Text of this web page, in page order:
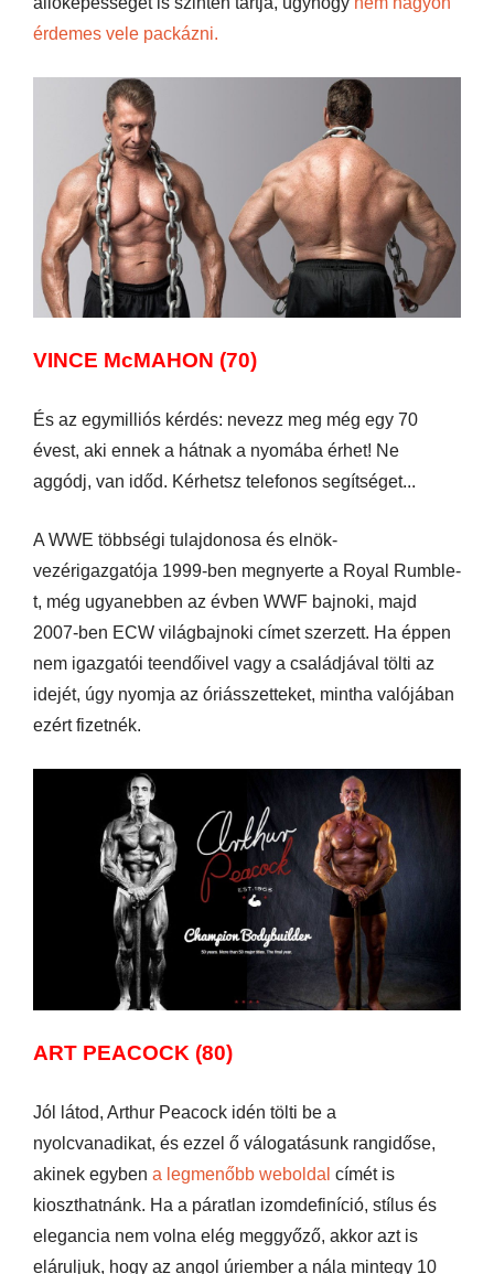
érdemes vele packázni.
VINCE McMAHON (70)
És az egymilliós kérdés: nevezz meg még egy 70
évest, aki ennek a hátnak a nyomába érhet! Ne
aggódj, van időd. Kérhetsz telefonos segítséget...
A WWE többségi tulajdonosa és elnök-
vezérigazgatója 1999-ben megnyerte a Royal Rumble-
t, még ugyanebben az évben WWF bajnoki, majd
2007-ben ECW világbajnoki címet szerzett. Ha éppen
nem igazgatói teendőivel vagy a családjával tölti az
idejét, úgy nyomja az óriásszetteket, mintha valójában
ezért fizetnék.
ART PEACOCK (80)
Jól látod, Arthur Peacock idén tölti be a
nyolcvanadikat, és ezzel ő válogatásunk rangidőse,
akinek egyben a legmenőbb weboldal címét is
kioszthatnánk. Ha a páratlan izomdefiníció, stílus és
elegancia nem volna elég meggyőző, akkor azt is
eláruljuk, hogy az angol úriember a nála mintegy 10